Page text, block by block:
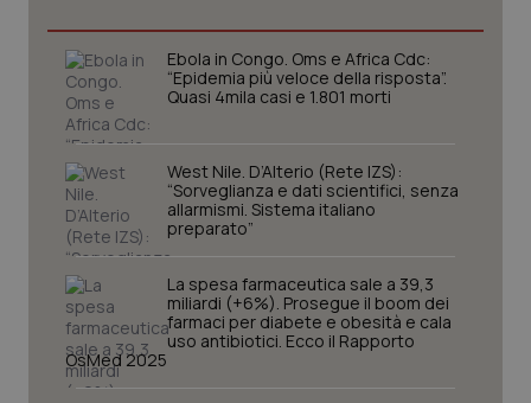
Ebola in Congo. Oms e Africa Cdc:
“Epidemia più veloce della risposta”.
Quasi 4mila casi e 1.801 morti
West Nile. D’Alterio (Rete IZS):
“Sorveglianza e dati scientifici, senza
allarmismi. Sistema italiano
preparato”
La spesa farmaceutica sale a 39,3
miliardi (+6%). Prosegue il boom dei
farmaci per diabete e obesità e cala
uso antibiotici. Ecco il Rapporto
OsMed 2025
Nome
Fornitore/Dominio
VISITOR_PRIVACY_METADATA
YouTube